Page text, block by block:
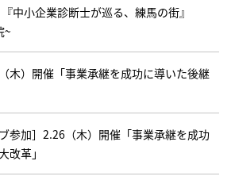
中小企業診断士が巡る、練馬の街』
~
木）開催「事業承継を成功に導いた後継
参加］2.26（木）開催「事業承継を成功
改革」